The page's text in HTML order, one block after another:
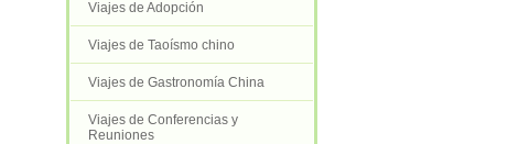
Viajes de Adopción
Viajes de Taoísmo chino
Viajes de Gastronomía China
Viajes de Conferencias y
Reuniones